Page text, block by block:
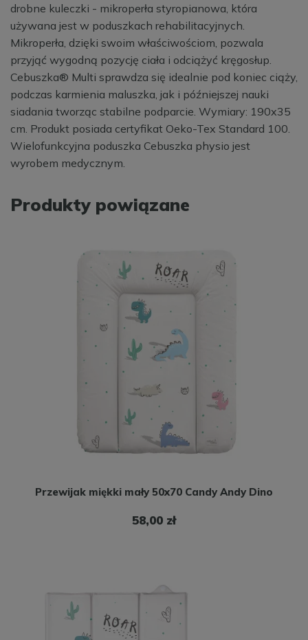
drobne kuleczki - mikroperła styropianowa, która
używana jest w poduszkach rehabilitacyjnych.
Mikroperła, dzięki swoim właściwościom, pozwala
przyjąć wygodną pozycję ciała i odciążyć kręgosłup.
Cebuszka® Multi sprawdza się idealnie pod koniec ciąży,
podczas karmienia maluszka, jak i późniejszej nauki
siadania tworząc stabilne podparcie. Wymiary: 190x35
cm. Produkt posiada certyfikat Oeko-Tex Standard 100.
Wielofunkcyjna poduszka Cebuszka physio jest
wyrobem medycznym.
Produkty powiązane
Przewijak miękki mały 50x70 Candy Andy Dino
58,00 zł